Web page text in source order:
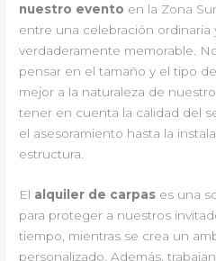
nuestro evento en la Zona
entre una celebración ordinaria
verdaderamente memorable.
pensar en el tamaño y el tipo
mejor a la naturaleza de
tener en cuenta la calidad del
el asesoramiento hasta la
estructura.
El alquiler de carpas es una
para proteger a nuestros
tiempo, mientras se crea un
personalizado. Además,